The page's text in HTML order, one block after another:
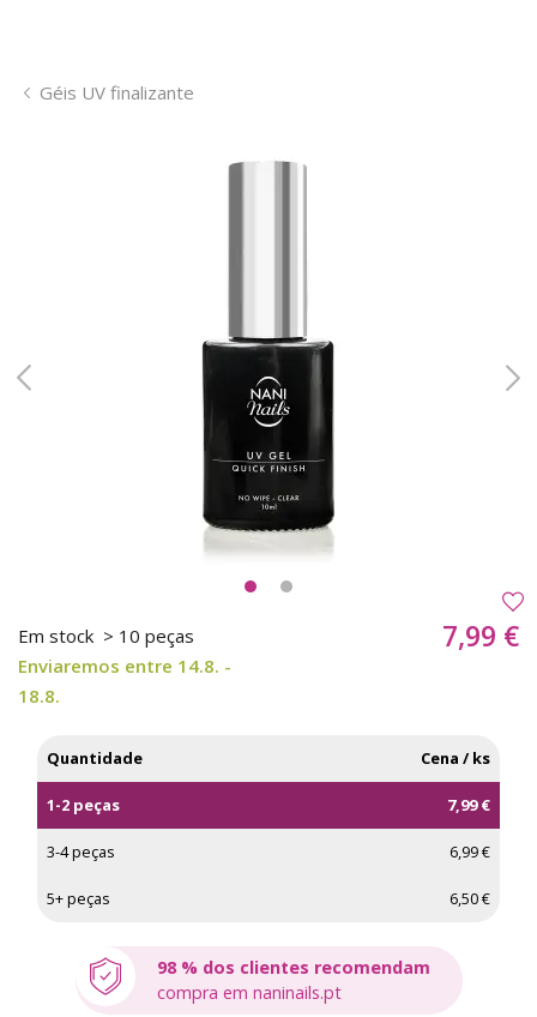
Géis UV finalizante
Em stock > 10 peças
Enviaremos entre 14.8. -
18.8.
7,99 €
Quantidade Cena / ks
1-2 peças 7,99 €
3-4 peças 6,99 €
5+ peças 6,50 €
98 % dos clientes recomendam
compra em naninails.pt